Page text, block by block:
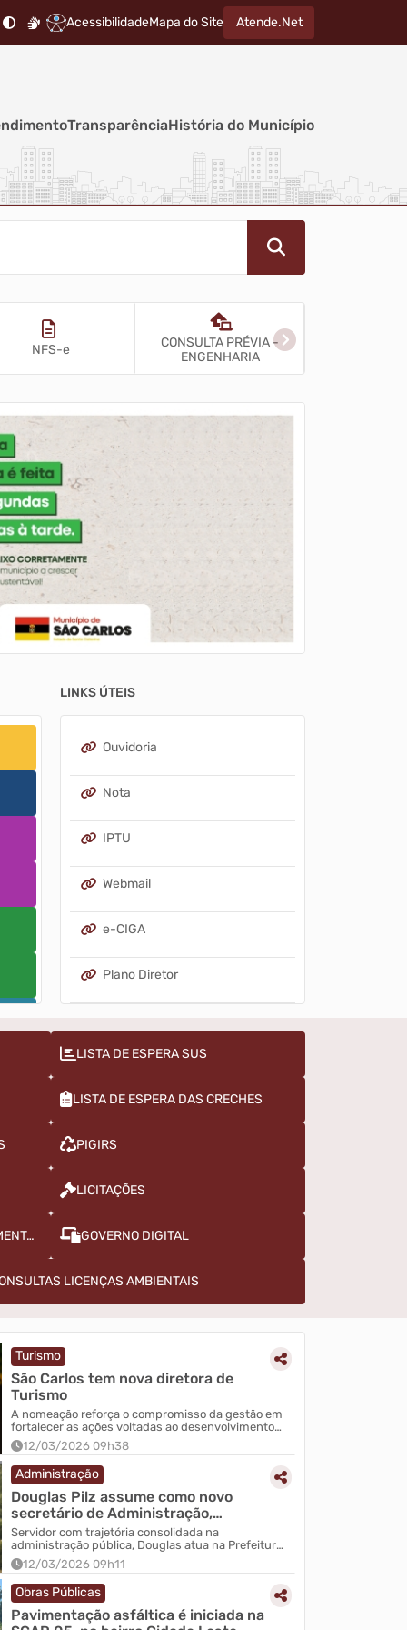
AcessibilidadeMapa do Site Atende.Net
TransparênciaHistória do Município
NFS-e
CONSULTA PRÉVIA -
ENGENHARIA
LINKS ÚTEIS
Ouvidoria
Nota
IPTU
Webmail
e-CIGA
Plano Diretor
LISTA DE ESPERA SUS
LISTA DE ESPERA DAS CRECHES
PIGIRS
LICITAÇÕES
CONVÊNIOS E EMENDA PARLAMENTAR GOVERNO DIGITAL
LICENÇAS AMBIENTAIS
municipal
Turismo
São Carlos é
Turismo
São Carlos tem nova diretora de
Turismo
A nomeação reforça o compromisso da gestão em
fortalecer as ações voltadas ao desenvolvimento
do setor e valorizar ainda mais São Carlos como a
Capita...
12/03/2026 09h38
Administração
Douglas Pilz assume como novo
secretário de Administração,
Finanças e Planejamen...
Servidor com trajetória consolidada na
administração pública, Douglas atua na Prefeitura
de São Carlos desde 2008.
12/03/2026 09h11
Obras Públicas
Pavimentação asfáltica é iniciada na